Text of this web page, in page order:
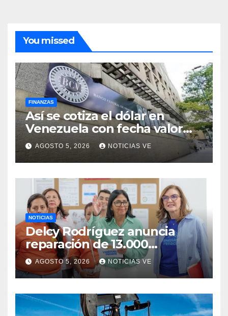
You missed
FINANZAS
Así se cotiza el dólar en
Venezuela con fecha valor
jueves 6 de agosto de 2026
AGOSTO 5, 2026 NOTICIAS VE
NOTICIAS
Delcy Rodríguez anuncia
reparación de 13.000
viviendas afectadas por los
terremotos
AGOSTO 5, 2026 NOTICIAS VE